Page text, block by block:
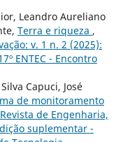
Leandro Aureliano
Terra e riqueza ,
v. 1 n. 2 (2025):
ENTEC - Encontro
Capuci, José
de monitoramento
Revista de Engenharia,
suplementar -